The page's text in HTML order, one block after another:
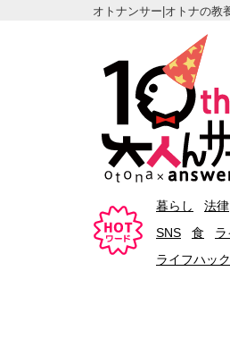
オトナンサー|オトナの教
暮らし 法律
SNS
食
ライフハック